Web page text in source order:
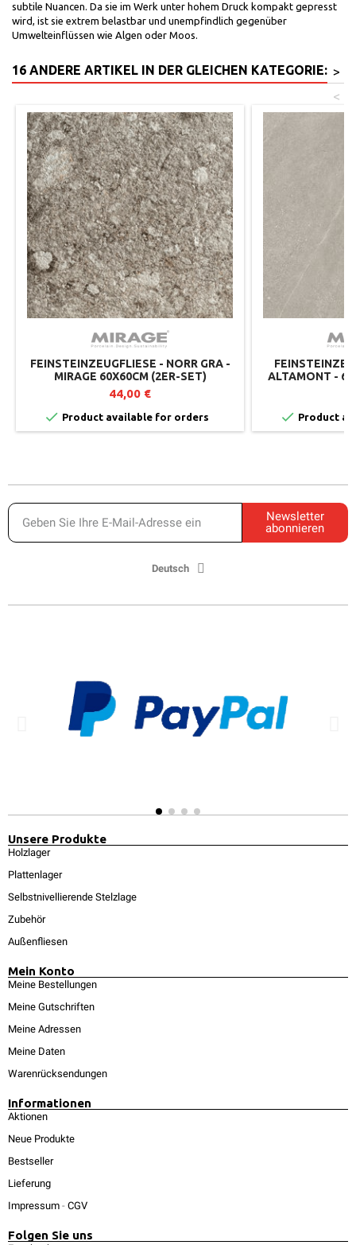
subtile Nuancen. Da sie im Werk unter hohem Druck kompakt gepresst
wird, ist sie extrem belastbar und unempfindlich gegenüber
Umwelteinflüssen wie Algen oder Moos.
16 ANDERE ARTIKEL IN DER GLEICHEN KATEGORIE: >
<
FEINSTEINZEUGFLIESE - NORR GRA -
MIRAGE 60X60CM (2ER-SET)
44,00 €
 Product available for orders
ALTAMONT -
 Product
Newsletter
abonnieren
Deutsch
Unsere Produkte
Holzlager
Plattenlager
Selbstnivellierende Stelzlage
Zubehör
Außenfliesen
Mein Konto
Meine Bestellungen
Meine Gutschriften
Meine Adressen
Meine Daten
Warenrücksendungen
Informationen
Aktionen
Neue Produkte
Bestseller
Lieferung
Impressum - CGV
Folgen Sie uns